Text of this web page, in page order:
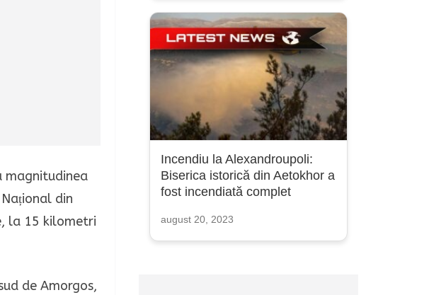
magnitudinea
din
la 15 kilometri
de Amorgos,
Incendiu la Alexandroupoli:
Biserica istorică din Aetokhor a
fost incendiată complet
august 20, 2023